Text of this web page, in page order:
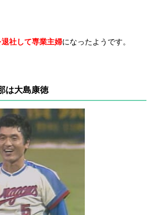
社して専業主婦になったようです。
は大島康徳